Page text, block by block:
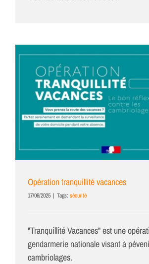
Opération tranquillité vacances
17/06/2025 | Tags: sécurité
"Tranquillité Vacances" est une
gendarmerie nationale visant à
cambriolages.